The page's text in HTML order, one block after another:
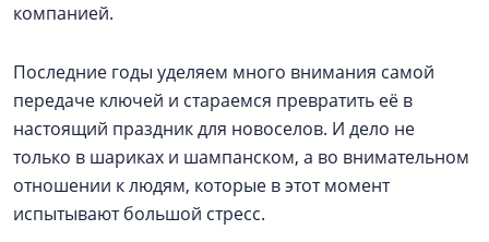
компанией.
Последние годы уделяем много внимания самой
передаче ключей и стараемся превратить её в
настоящий праздник для новоселов. И дело не
только в шариках и шампанском, а во внимательном
отношении к людям, которые в этот момент
испытывают большой стресс.